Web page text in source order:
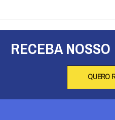
RECEBA
QUERO